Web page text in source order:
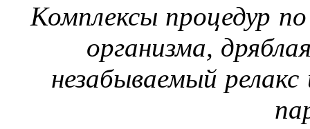
Комплексы процедур
организма,
незабываемый